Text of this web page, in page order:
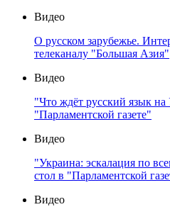
Видео
О русском зарубежье.
телеканалу "Большая Азия"
Видео
"Что ждёт русский язык
"Парламентской газете"
Видео
"Украина: эскалация по
стол в "Парламентской
Видео